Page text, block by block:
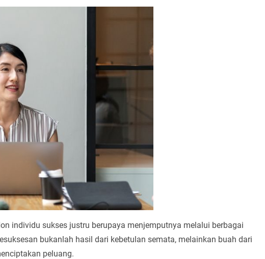
individu sukses justru berupaya menjemputnya melalui berbagai
bukanlah hasil dari kebetulan semata, melainkan buah dari
peluang.